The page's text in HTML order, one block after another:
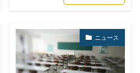
ル
ビジネスメール詐欺
議
ビデオ会議ツール
ームウェア
ニュース